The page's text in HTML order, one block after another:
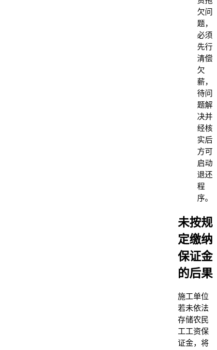
欠问
题，
必须
先行
清偿
欠
薪，
待问
题解
决并
经核
实后
方可
启动
退还
程
序。
未按规
定缴纳
保证金
的后果
施工单位
若未依法
存储农民
工工资保
证金，将